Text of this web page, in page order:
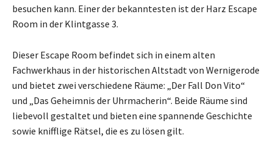
besuchen kann. Einer der bekanntesten ist der Harz Escape
Room in der Klintgasse 3.
Dieser Escape Room befindet sich in einem alten
Fachwerkhaus in der historischen Altstadt von Wernigerode
und bietet zwei verschiedene Räume: „Der Fall Don Vito“
und „Das Geheimnis der Uhrmacherin“. Beide Räume sind
liebevoll gestaltet und bieten eine spannende Geschichte
sowie knifflige Rätsel, die es zu lösen gilt.